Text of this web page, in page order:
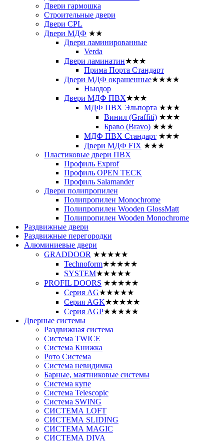
Двери гармошка
Строительные двери
Двери CРL
Двери МДФ ★★
Двери ламинированные
Verda
Двери ламинатин★★★
Прима Порта Стандарт
Двери МДФ окрашенные★★★★
Ньюдор
Двери МДФ ПВХ★★★
МДФ ПВХ Эльпорта ★★★
Винил (Graffiti) ★★★
Браво (Bravo) ★★★
МДФ ПВХ Стандарт ★★★
Двери МДФ FIX ★★★
Пластиковые двери ПВХ
Профиль Exprof
Профиль OPEN TECK
Профиль Salamander
Двери полипропилен
Полипропилен Monochrome
Полипропилен Wooden GlossMatt
Полипропилен Wooden Monochrome
Раздвижные двери
Раздвижные перегородки
Алюминиевые двери
GRADDOOR ★★★★★
Technoform★★★★★
SYSTEM★★★★★
PROFIL DOORS ★★★★★
Серия AG★★★★★
Серия AGK★★★★★
Серия AGP★★★★★
Дверные системы
Раздвижная система
Система TWICE
Система Книжка
Рото Система
Система невидимка
Барные, маятниковые системы
Система купе
Система Telescopic
Система SWING
СИСТЕМА LOFT
СИСТЕМА SLIDING
СИСТЕМА MAGIC
СИСТЕМА DIVA